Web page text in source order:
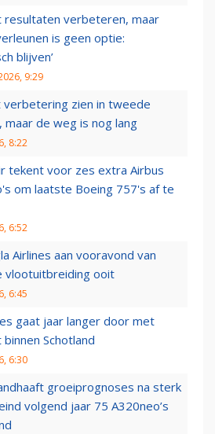
resultaten verbeteren, maar
is geen optie:
blijven’
9:29
verbetering zien in tweede
maar de weg is nog lang
8:22
tekent voor zes extra Airbus
om laatste Boeing 757's af te
6:52
Airlines aan vooravond van
vlootuitbreiding ooit
6:45
gaat jaar langer door met
Schotland
6:30
groeiprognoses na sterk
volgend jaar 75 A320neo’s